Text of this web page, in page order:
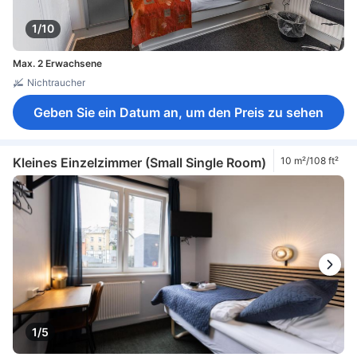
1/10
Max. 2 Erwachsene
Nichtraucher
Geben Sie ein Datum an, um den Preis zu sehen
Kleines Einzelzimmer (Small Single Room) 10 m²/108 ft²
1/5